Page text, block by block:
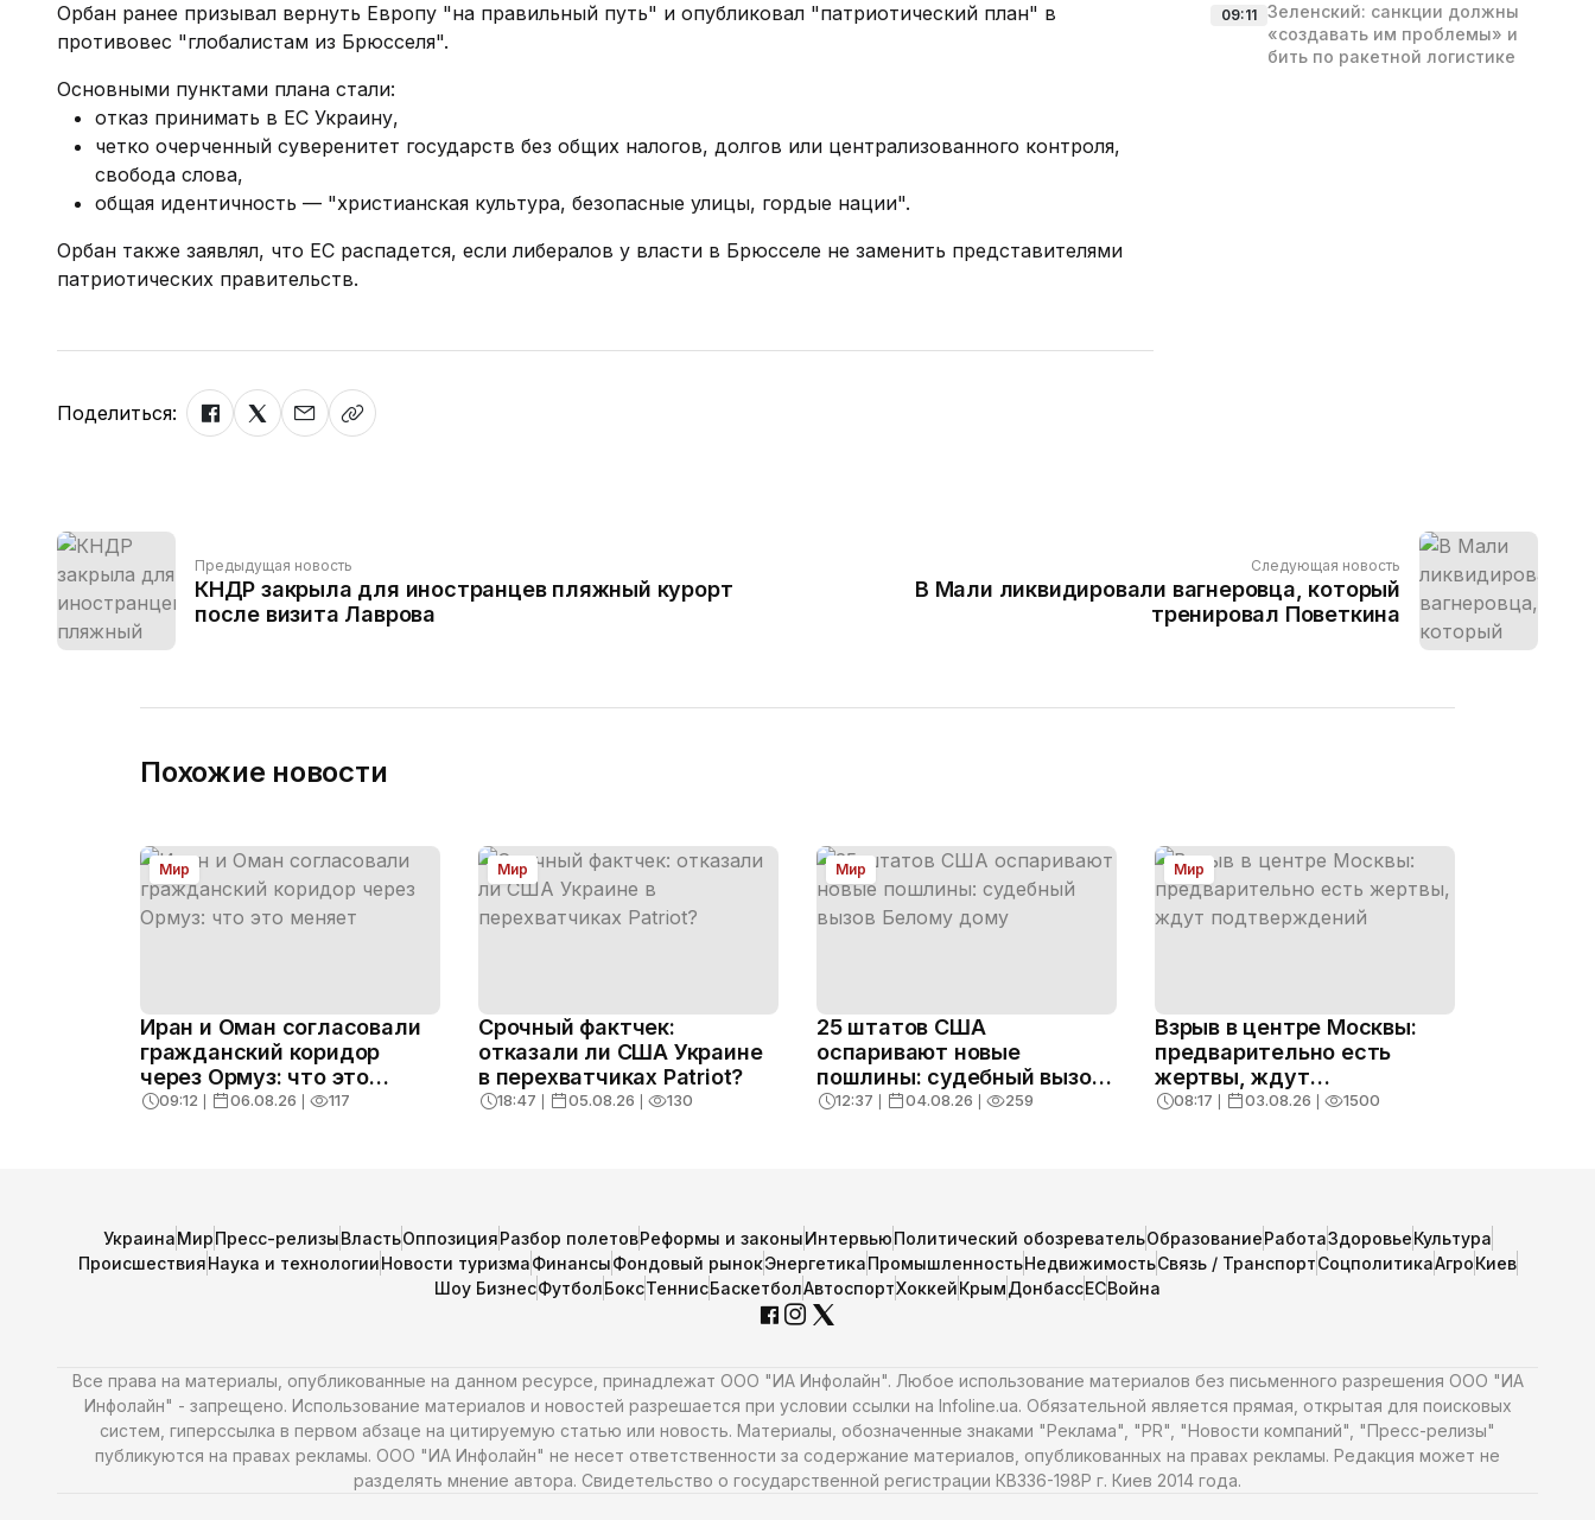
Орбан ранее призывал вернуть Европу "на правильный путь" и опубликовал "патриотический план" в
противовес "глобалистам из Брюсселя".
Основными пунктами плана стали:
отказ принимать в ЕС Украину,
четко очерченный суверенитет государств без общих налогов, долгов или централизованного контроля,
свобода слова,
общая идентичность — "христианская культура, безопасные улицы, гордые нации".
Орбан также заявлял, что ЕС распадется, если либералов у власти в Брюсселе не заменить представителями
патриотических правительств.
Поделиться:
09:11 Зеленский: санкции должны
«создавать им проблемы» и
бить по ракетной логистике
Предыдущая новость
КНДР закрыла для иностранцев пляжный курорт
после визита Лаврова
Следующая новость
В Мали ликвидировали вагнеровца, который
тренировал Поветкина
Похожие новости
Мир
Иран и Оман согласовали
гражданский коридор
через Ормуз: что это
меняет
09:12 ❘ 06.08.26 ❘ 117
Мир
Срочный фактчек:
отказали ли США Украине
в перехватчиках Patriot?
18:47 ❘ 05.08.26 ❘ 130
Мир
25 штатов США
оспаривают новые
пошлины: судебный вызов
Белому дому
12:37 ❘ 04.08.26 ❘ 259
Мир
Взрыв в центре Москвы:
предварительно есть
жертвы, ждут
подтверждений
08:17 ❘ 03.08.26 ❘ 1500
УкраинаМирПресс-релизыВластьОппозицияРазбор полетовРеформы и законыИнтервьюПолитический обозревательОбразованиеРаботаЗдоровьеКультура
ПроисшествияНаука и технологииНовости туризмаФинансыФондовый рынокЭнергетикаПромышленностьНедвижимостьСвязь / ТранспортСоцполитикаАгроКиев
Шоу БизнесФутболБоксТеннисБаскетболАвтоспортХоккейКрымДонбассЕСВойна
Все права на материалы, опубликованные на данном ресурсе, принадлежат ООО "ИА Инфолайн". Любое использование материалов без письменного разрешения ООО "ИА
Инфолайн" - запрещено. Использование материалов и новостей разрешается при условии ссылки на Infoline.ua. Обязательной является прямая, открытая для поисковых
систем, гиперссылка в первом абзаце на цитируемую статью или новость. Материалы, обозначенные знаками "Реклама", "PR", "Новости компаний", "Пресс-релизы"
публикуются на правах рекламы. ООО "ИА Инфолайн" не несет ответственности за содержание материалов, опубликованных на правах рекламы. Редакция может не
разделять мнение автора. Свидетельство о государственной регистрации КВ336-198Р г. Киев 2014 года.